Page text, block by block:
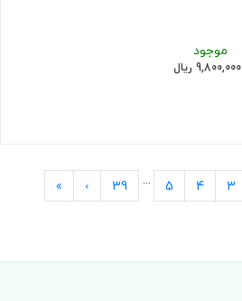
موجود
9,800,000 ریال
3
4
5
...
39
›
Next
»